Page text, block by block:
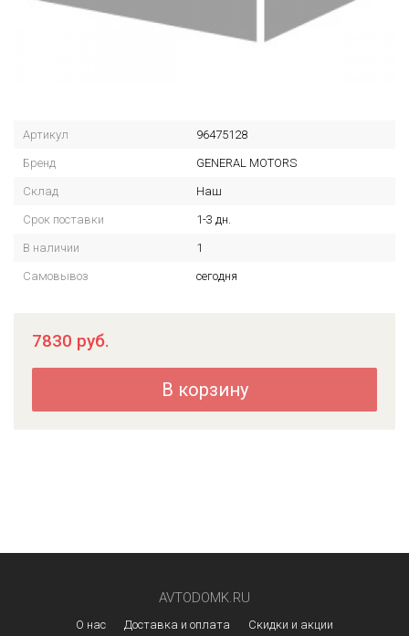
Артикул 96475128
Бренд GENERAL MOTORS
Склад Наш
Срок поставки 1-3 дн.
В наличии 1
Самовывоз сегодня
7830 руб.
В корзину
AVTODOMK.RU
О нас Доставка и оплата
Скидки и акции